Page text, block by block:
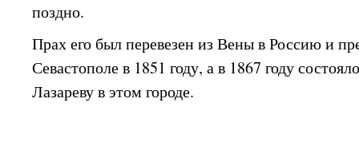
поздно.
Прах его был перевезен из Вены в Россию и
Севастополе в 1851 году, а в 1867 году
Лазареву в этом городе.